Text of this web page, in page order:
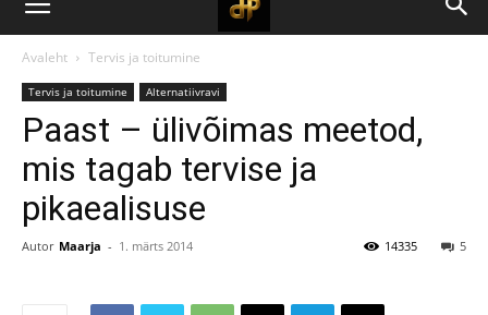
Avaleht Tervis ja toitumine
Tervis ja toitumine Alternatiivravi
Paast – ülivõimas meetod,
mis tagab tervise ja
pikaealisuse
Autor Maarja - 1. märts 2014 5
14335